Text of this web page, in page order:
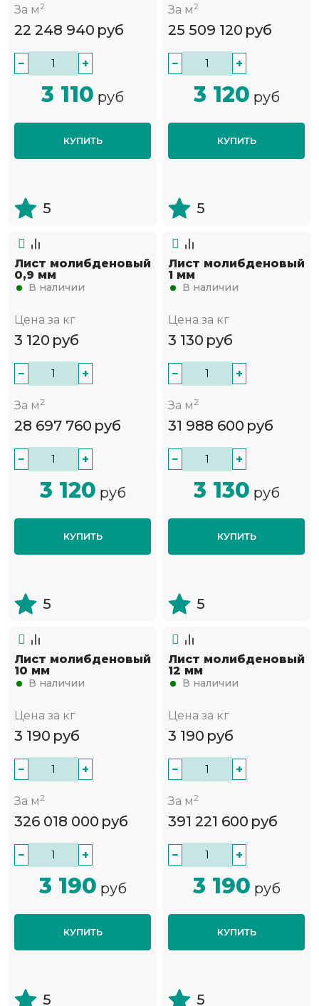
За м2
22 248 940 руб
− +
3 110 руб
КУПИТЬ
5
За м2
25 509 120 руб
− +
3 120 руб
КУПИТЬ
5
Лист молибденовый
0,9 мм
В наличии
Цена за кг
3 120 руб
− +
За м2
28 697 760 руб
− +
3 120 руб
КУПИТЬ
5
Лист молибденовый
1 мм
В наличии
Цена за кг
3 130 руб
− +
За м2
31 988 600 руб
− +
3 130 руб
КУПИТЬ
5
Лист молибденовый
10 мм
В наличии
Цена за кг
3 190 руб
− +
За м2
326 018 000 руб
− +
3 190 руб
КУПИТЬ
5
Лист молибденовый
12 мм
В наличии
Цена за кг
3 190 руб
− +
За м2
391 221 600 руб
− +
3 190 руб
КУПИТЬ
5